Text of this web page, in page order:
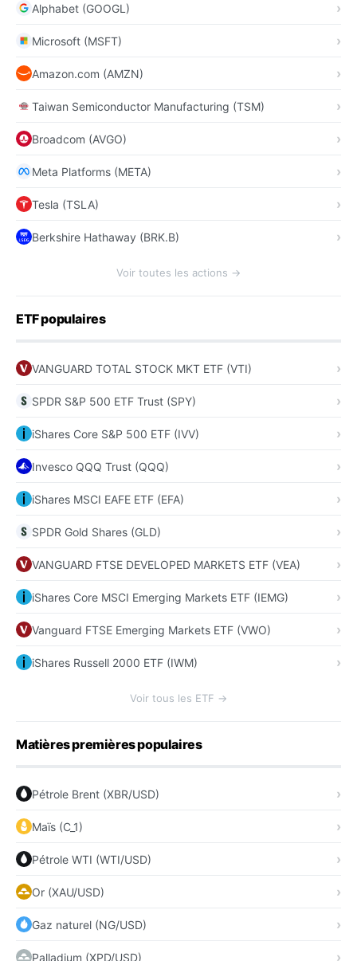
Alphabet (GOOGL)
Microsoft (MSFT)
Amazon.com (AMZN)
Taiwan Semiconductor Manufacturing (TSM)
Broadcom (AVGO)
Meta Platforms (META)
Tesla (TSLA)
Berkshire Hathaway (BRK.B)
Voir toutes les actions →
ETF populaires
VANGUARD TOTAL STOCK MKT ETF (VTI)
SPDR S&P 500 ETF Trust (SPY)
iShares Core S&P 500 ETF (IVV)
Invesco QQQ Trust (QQQ)
iShares MSCI EAFE ETF (EFA)
SPDR Gold Shares (GLD)
VANGUARD FTSE DEVELOPED MARKETS ETF (VEA)
iShares Core MSCI Emerging Markets ETF (IEMG)
Vanguard FTSE Emerging Markets ETF (VWO)
iShares Russell 2000 ETF (IWM)
Voir tous les ETF →
Matières premières populaires
Pétrole Brent (XBR/USD)
Maïs (C_1)
Pétrole WTI (WTI/USD)
Or (XAU/USD)
Gaz naturel (NG/USD)
Palladium (XPD/USD)